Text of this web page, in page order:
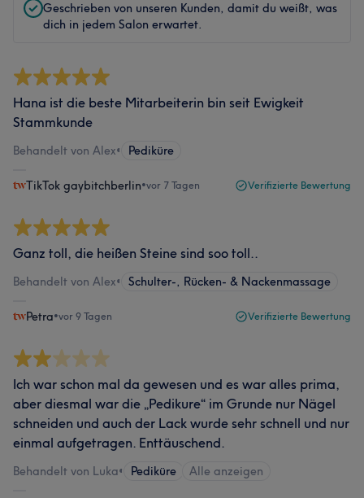
Geschrieben von unseren Kunden, damit du weißt, was
dich in jedem Salon erwartet.
Hana ist die beste Mitarbeiterin bin seit Ewigkeit
Stammkunde
Behandelt von Alex• Pediküre
TikTok gaybitchberlin•vor 7 Tagen Verifizierte Bewertung
Ganz toll, die heißen Steine sind soo toll..
Behandelt von Alex• Schulter-, Rücken- & Nackenmassage
Petra•vor 9 Tagen Verifizierte Bewertung
Ich war schon mal da gewesen und es war alles prima,
aber diesmal war die „Pedikure“ im Grunde nur Nägel
schneiden und auch der Lack wurde sehr schnell und nur
einmal aufgetragen. Enttäuschend.
Behandelt von Luka• Pediküre Alle anzeigen